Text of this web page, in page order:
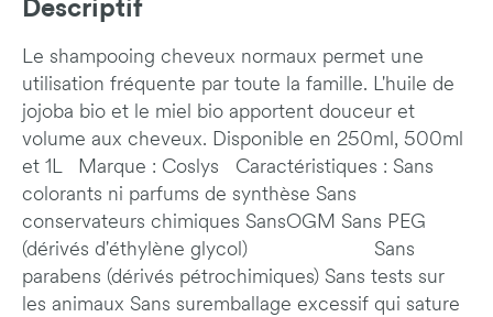
Descriptif
Le shampooing cheveux normaux permet une
utilisation fréquente par toute la famille. L'huile de
jojoba bio et le miel bio apportent douceur et
volume aux cheveux. Disponible en 250ml, 500ml
et 1L Marque : Coslys Caractéristiques : Sans
colorants ni parfums de synthèse Sans
conservateurs chimiques SansOGM Sans PEG
(dérivés d'éthylène glycol) Sans
parabens (dérivés pétrochimiques) Sans tests sur
les animaux Sans suremballage excessif qui sature